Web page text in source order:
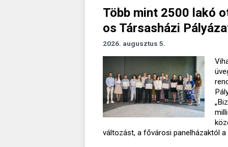
Több mint 2500 lakó
os Társasházi
2026. augusztus 5.
változást, a fővárosi panelházaktól a